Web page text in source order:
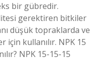
bir gübredir.
gerektiren bitkiler
düşük topraklarda ve
kullanılır. NPK 15
NPK 15-15-15